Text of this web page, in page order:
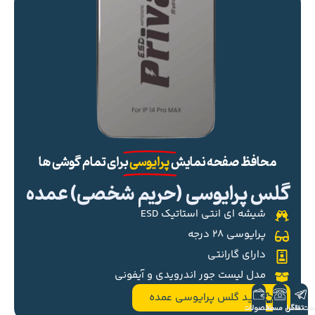
محافظ صفحه نمایشپرایوسیبرای تمام گوشی ها
گلس پرایوسی (حریم شخصی) عمده
شیشه ای انتی استاتیک ESD
پرایوسی ۲۸ درجه
دارای گارانتی
مدل لیست جور اندرویدی و آیفونی
خرید گلس پرایوسی عمده
تلگرام
تماس مستقیم
محصولات